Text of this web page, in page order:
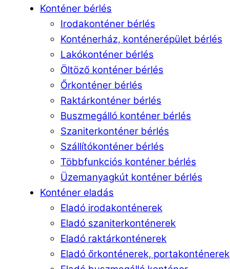
Konténer bérlés
Irodakonténer bérlés
Konténerház, konténerépület bérlés
Lakókonténer bérlés
Öltöző konténer bérlés
Őrkonténer bérlés
Raktárkonténer bérlés
Buszmegálló konténer bérlés
Szaniterkonténer bérlés
Szállítókonténer bérlés
Többfunkciós konténer bérlés
Üzemanyagkút konténer bérlés
Konténer eladás
Eladó irodakonténerek
Eladó szaniterkonténerek
Eladó raktárkonténerek
Eladó őrkonténerek, portakonténerek